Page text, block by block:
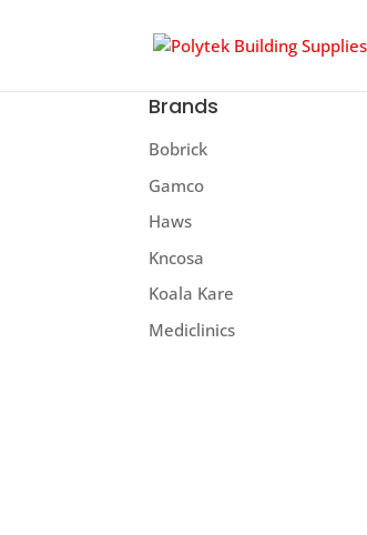
Brands
Bobrick
Gamco
Haws
Kncosa
Koala Kare
Mediclinics